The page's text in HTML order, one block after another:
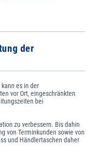
der
es in der
vor Ort, eingeschränkten
bei
zu verbessern. Bis dahin
von Terminkunden sowie von
und Händlertaschen daher